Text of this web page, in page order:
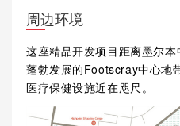
周边环境
这座精品开发项目距离墨尔
蓬勃发展的Footscray中心地
医疗保健设施近在咫尺。